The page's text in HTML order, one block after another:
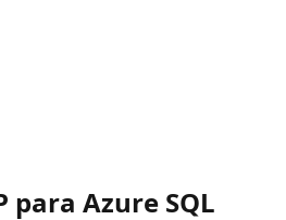
para Azure SQL